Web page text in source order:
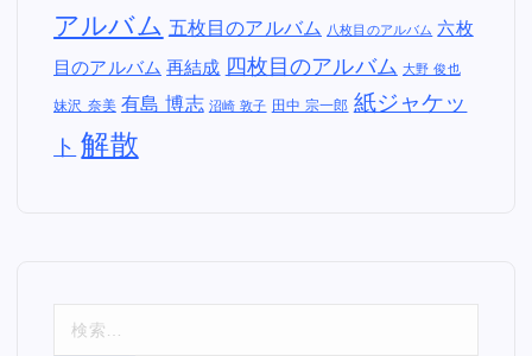
アルバム 五枚目のアルバム 八枚目のアルバム 六枚
目のアルバム 再結成 四枚目のアルバム 大野 俊也
妹沢 奈美 有島 博志 沼崎 敦子 田中 宗一郎 紙ジャケッ
ト 解散